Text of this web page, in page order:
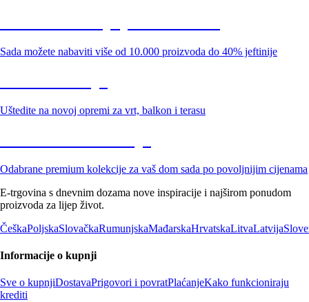
Sada možete nabaviti više od 10.000 proizvoda do 40% jeftinije
Uštedite na novoj opremi za vrt, balkon i terasu
Odabrane premium kolekcije za vaš dom sada po povoljnijim cijenama
E-trgovina s dnevnim dozama nove inspiracije i najširom ponudom
proizvoda za lijep život.
ČeškaPoljskaSlovačkaRumunjskaMađarskaHrvatskaLitvaLatvija
Informacije o kupnji
Sve o kupnjiDostavaPrigovori i povratPlaćanjeKako funkcioniraju
krediti